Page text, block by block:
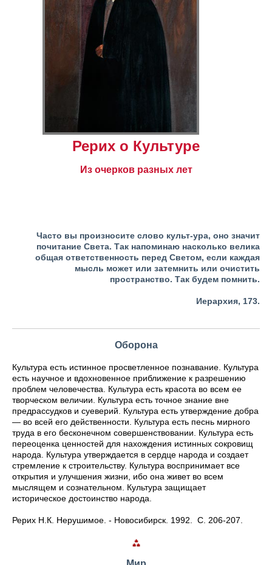
Рерих о Культуре
Из очерков разных лет
Часто вы произносите слово культ-ура, оно значит
почитание Света. Так напоминаю насколько велика
общая ответственность перед Светом, если каждая
мысль может или затемнить или очистить
пространство. Так будем помнить.
Иерархия, 173.
Оборона
Культура есть истинное просветленное познавание. Культура
есть научное и вдохновенное приближение к разрешению
проблем человечества. Культура есть красота во всем ее
творческом величии. Культура есть точное знание вне
предрассудков и суеверий. Культура есть утверждение добра
— во всей его действенности. Культура есть песнь мирного
труда в его бесконечном совершенствовании. Культура есть
переоценка ценностей для нахождения истинных сокровищ
народа. Культура утверждается в сердце народа и создает
стремление к строительству. Культура воспринимает все
открытия и улучшения жизни, ибо она живет во всем
мыслящем и сознательном. Культура защищает
историческое достоинство народа.
Рерих Н.К. Нерушимое. - Новосибирск. 1992. С. 206-207.